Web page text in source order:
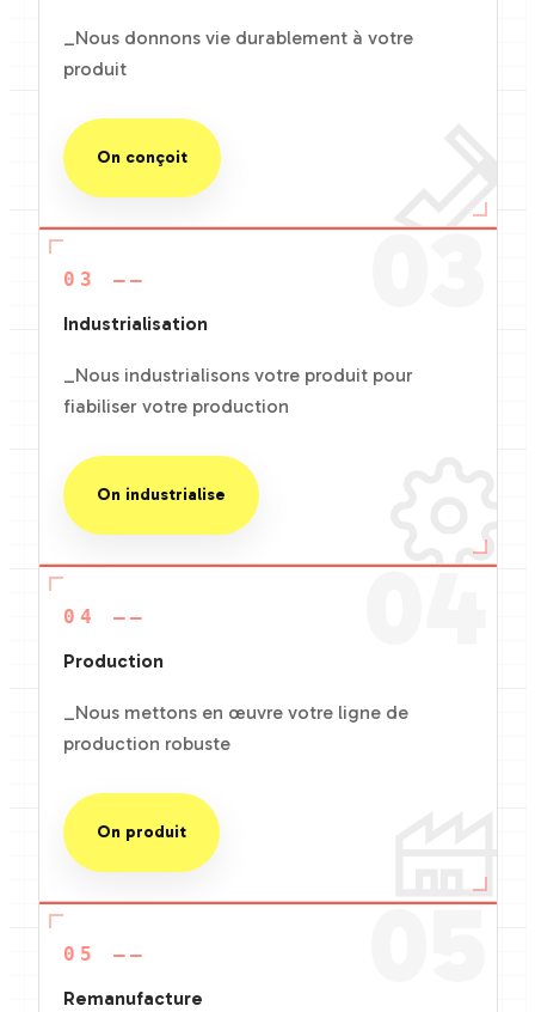
_Nous donnons vie durablement à votre
produit
On conçoit
03
03 ——
Industrialisation
_Nous industrialisons votre produit pour
fiabiliser votre production
On industrialise
04
04 ——
Production
_Nous mettons en œuvre votre ligne de
production robuste
On produit
05
05 ——
Remanufacture